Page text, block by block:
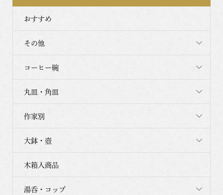
おすすめ
その他
コーヒー碗
丸皿・角皿
作家別
大鉢・壺
木箱入商品
湯呑・コップ